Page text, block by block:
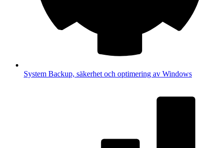
System Backup, säkerhet och optimering av Windows